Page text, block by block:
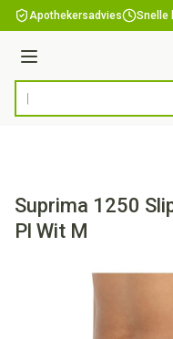
Ga naar de inhoud
Apothekersadvies Snelle
Menu
Product, merk,
Suprima 1250
Pl Wit M